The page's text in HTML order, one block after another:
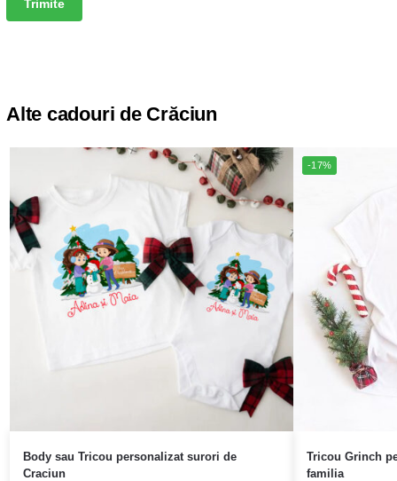
Alte cadouri de Crăciun
Body sau Tricou personalizat surori de
Craciun
-17%
Tricou Grinch
familia